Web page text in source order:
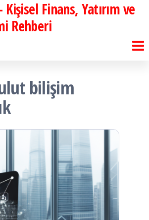
Kişisel Finans, Yatırım ve
Rehberi
bilişim